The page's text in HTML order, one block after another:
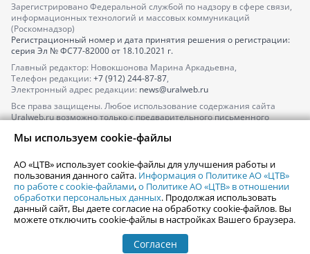
Зарегистрировано Федеральной службой по надзору в сфере связи,
информационных технологий и массовых коммуникаций
(Роскомнадзор)
Регистрационный номер и дата принятия решения о регистрации:
серия Эл № ФС77-82000от 18.10.2021 г.
Главный редактор: Новокшонова Марина Аркадьевна,
Телефон редакции: +7 (912) 244-87-87,
Электронный адрес редакции: news@uralweb.ru
Все права защищены. Любое использование содержания сайта
Uralweb.ru возможно только с предварительного письменного
По вопросам размещения рекламы обращайтесь по тел.
По вопросам размещения информации в разделе «Афиша»
afisha@uralweb.ru
Пользовательское соглашение на использование сайта
Политика АО «ЦТВ» в отношении обработки персональных данных
Мы используем cookie-файлы
АО «ЦТВ» использует cookie-файлы для улучшения работы и
пользования данного сайта. Информация о Политике АО «ЦТВ»
по работе с cookie-файлами,о Политике АО «ЦТВ» в отношении
обработки персональных данных. Продолжая использовать
данный сайт, Вы даете согласие на обработку cookie-файлов. Вы
можете отключить cookie-файлы в настройках Вашего браузера.
Согласен